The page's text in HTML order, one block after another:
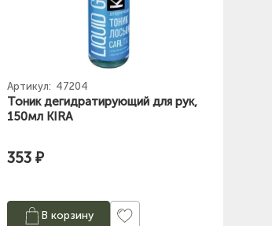
Артикул: 47204
Тоник дегидратирующий для рук,
150мл KIRA
353 ₽
В корзину